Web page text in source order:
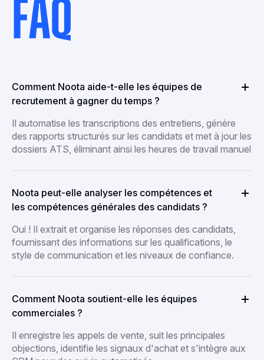
FAQ
Comment Noota aide-t-elle les équipes de
recrutement à gagner du temps ?
Il automatise les transcriptions des entretiens, génère
des rapports structurés sur les candidats et met à jour les
dossiers ATS, éliminant ainsi les heures de travail manuel
Noota peut-elle analyser les compétences et
les compétences générales des candidats ?
Oui ! Il extrait et organise les réponses des candidats,
fournissant des informations sur les qualifications, le
style de communication et les niveaux de confiance.
Comment Noota soutient-elle les équipes
commerciales ?
Il enregistre les appels de vente, suit les principales
objections, identifie les signaux d'achat et s'intègre aux